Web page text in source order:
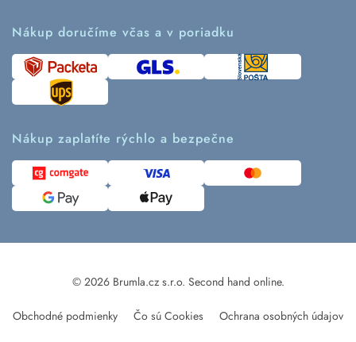
Návod ako nakupovať
Tabuľka veľkostí
Predávané značky
Kontakt
Ako tvoríme second hand
Časté otázky
Kde pomáhame
Udržateľnosť
Blog
Pre médiá
Nákup doručíme včas a v poriadku
Nákup zaplatíte rýchlo a bezpečne
© 2026 Brumla.cz s.r.o. Second hand online.
Obchodné podmienky Čo sú Cookies Ochrana osobných údajov